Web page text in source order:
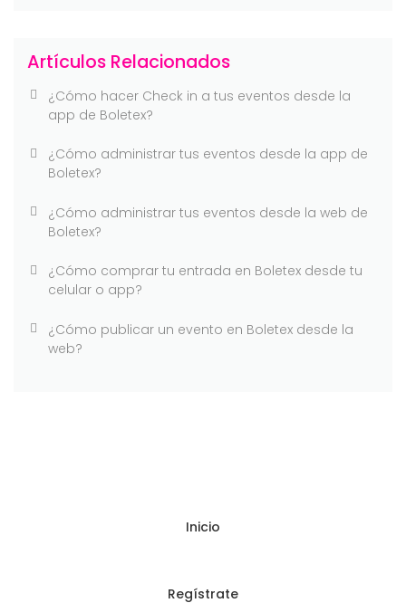
Artículos Relacionados
¿Cómo hacer Check in a tus eventos desde la
app de Boletex?
¿Cómo administrar tus eventos desde la app de
Boletex?
¿Cómo administrar tus eventos desde la web de
Boletex?
¿Cómo comprar tu entrada en Boletex desde tu
celular o app?
¿Cómo publicar un evento en Boletex desde la
web?
Inicio
Regístrate